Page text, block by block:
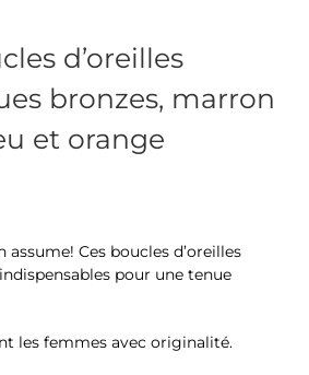
d’oreilles
bronzes, marron
et orange
Ces boucles d’oreilles
pour une tenue
les femmes avec originalité.